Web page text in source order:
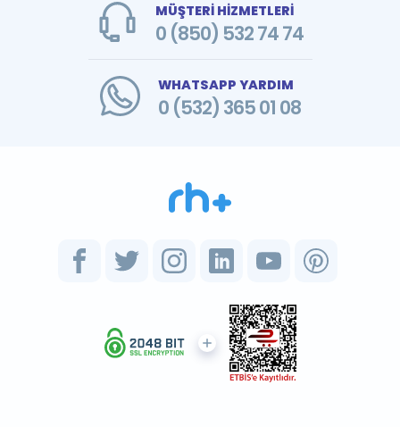
MÜŞTERİ HİZMETLERİ
0 (850) 532 74 74
WHATSAPP YARDIM
0 (532) 365 01 08